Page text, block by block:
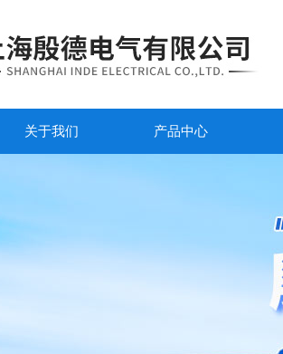
关于我们 产品中心